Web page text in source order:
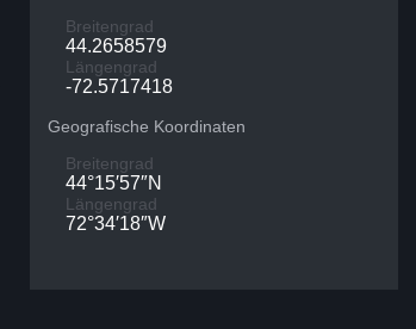
Breitengrad
44.2658579
Längengrad
-72.5717418
Geografische Koordinaten
Breitengrad
44°15′57″N
Längengrad
72°34′18″W